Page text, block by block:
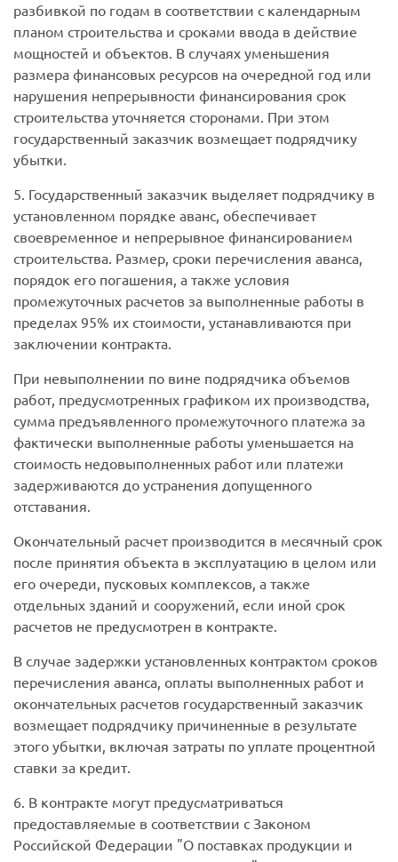
разбивкой по годам в соответствии с календарным
планом строительства и сроками ввода в действие
мощностей и объектов. В случаях уменьшения
размера финансовых ресурсов на очередной год или
нарушения непрерывности финансирования срок
строительства уточняется сторонами. При этом
государственный заказчик возмещает подрядчику
убытки.
5. Государственный заказчик выделяет подрядчику в
установленном порядке аванс, обеспечивает
своевременное и непрерывное финансированием
строительства. Размер, сроки перечисления аванса,
порядок его погашения, а также условия
промежуточных расчетов за выполненные работы в
пределах 95% их стоимости, устанавливаются при
заключении контракта.
При невыполнении по вине подрядчика объемов
работ, предусмотренных графиком их производства,
сумма предъявленного промежуточного платежа за
фактически выполненные работы уменьшается на
стоимость недовыполненных работ или платежи
задерживаются до устранения допущенного
отставания.
Окончательный расчет производится в месячный срок
после принятия объекта в эксплуатацию в целом или
его очереди, пусковых комплексов, а также
отдельных зданий и сооружений, если иной срок
расчетов не предусмотрен в контракте.
В случае задержки установленных контрактом сроков
перечисления аванса, оплаты выполненных работ и
окончательных расчетов государственный заказчик
возмещает подрядчику причиненные в результате
этого убытки, включая затраты по уплате процентной
ставки за кредит.
6. В контракте могут предусматриваться
предоставляемые в соответствии с Законом
Российской Федерации "О поставках продукции и